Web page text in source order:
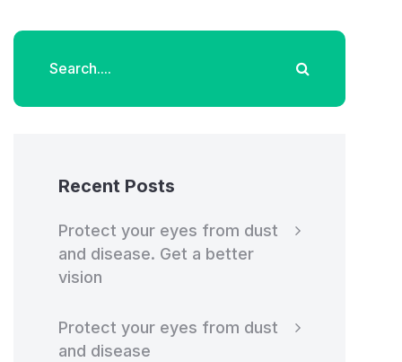
Recent Posts
Protect your eyes from dust
and disease. Get a better
vision
Protect your eyes from dust
and disease